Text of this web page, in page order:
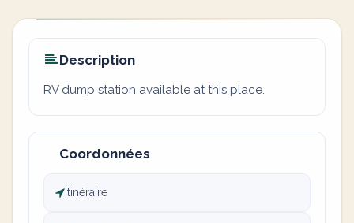
Description
RV dump station available at this place.
Coordonnées
Itinéraire